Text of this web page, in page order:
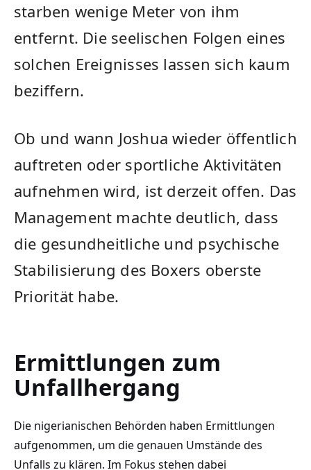
starben wenige Meter von ihm
entfernt. Die seelischen Folgen eines
solchen Ereignisses lassen sich kaum
beziffern.
Ob und wann Joshua wieder öffentlich
auftreten oder sportliche Aktivitäten
aufnehmen wird, ist derzeit offen. Das
Management machte deutlich, dass
die gesundheitliche und psychische
Stabilisierung des Boxers oberste
Priorität habe.
Ermittlungen zum
Unfallhergang
Die nigerianischen Behörden haben Ermittlungen
aufgenommen, um die genauen Umstände des
Unfalls zu klären. Im Fokus stehen dabei